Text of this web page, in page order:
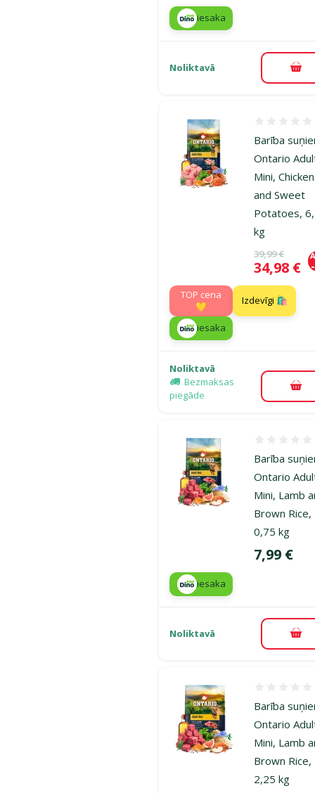
iesaka
Noliktavā
Barība
Ontario
Mini, Chicken
and Sweet
Potatoes,
kg
Oriģinālā
39,99 €
Cena
34,98 €
TOP cena
💛
Izdevīgi 🛍️
iesaka
Noliktavā
Bezmaksas
piegāde
Barība
Ontario
Mini, Lamb
Brown Rice,
0,75 kg
Cena
7,99 €
iesaka
Noliktavā
Barība
Ontario
Mini, Lamb
Brown Rice,
2,25 kg